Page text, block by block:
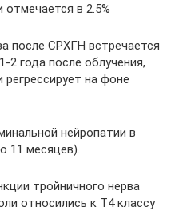
отмечается в 2.5%
после СРХГН встречается
2 года после облучения,
на фоне
нейропатии в
11 месяцев).
тройничного нерва
относились к Т4 классу